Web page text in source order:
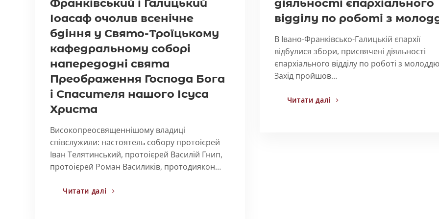
Франківський і Галицький
Іоасаф очолив всенічне
бдіння у Свято-Троїцькому
кафедральному соборі
напередодні свята
Преображення Господа Бога
і Спасителя нашого Ісуса
Христа
Високопреосвященнішому владиці
співслужили: настоятель собору протоієрей
Іван Телятинський, протоієрей Василій Гнип,
протоієрей Роман Василиків, протодиякон…
Читати далі
діяльності єпархіального
відділу по роботі з
В Івано-Франківсько-Галицькій єпархії
відбулися збори, присвячені діяльності
єпархіального відділу по роботі з
Захід пройшов…
Читати далі